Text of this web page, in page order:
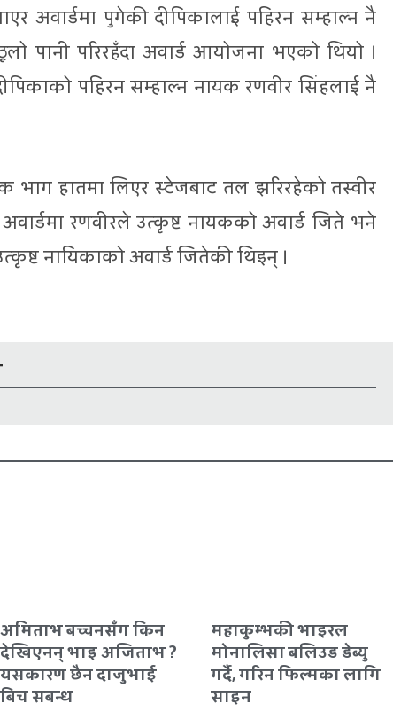
अवार्डमा पुगेकी दीपिकालाई पहिरन सम्हाल्न नै
पानी परिरहँदा अवार्ड आयोजना भएको थियो ।
पहिरन सम्हाल्न नायक रणवीर सिंहलाई नै
भाग हातमा लिएर स्टेजबाट तल झरिरहेको तस्वीर
रणवीरले उत्कृष्ट नायकको अवार्ड जिते भने
नायिकाको अवार्ड जितेकी थिइन् ।
अमिताभ बच्चनसँग किन
देखिएनन् भाइ अजिताभ ?
यसकारण छैन दाजुभाई
बिच सबन्ध
महाकुम्भकी भाइरल
मोनालिसा बलिउड डेब्यु
गर्दै, गरिन फिल्मका लागि
साइन